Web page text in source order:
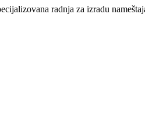
radnja za izradu